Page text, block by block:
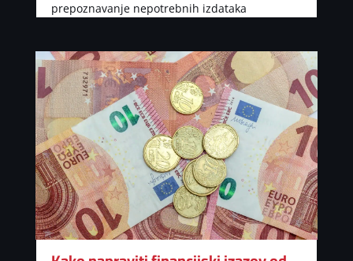
prepoznavanje nepotrebnih izdataka